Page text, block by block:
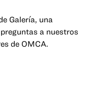
Galería, una
a nuestros
de OMCA.